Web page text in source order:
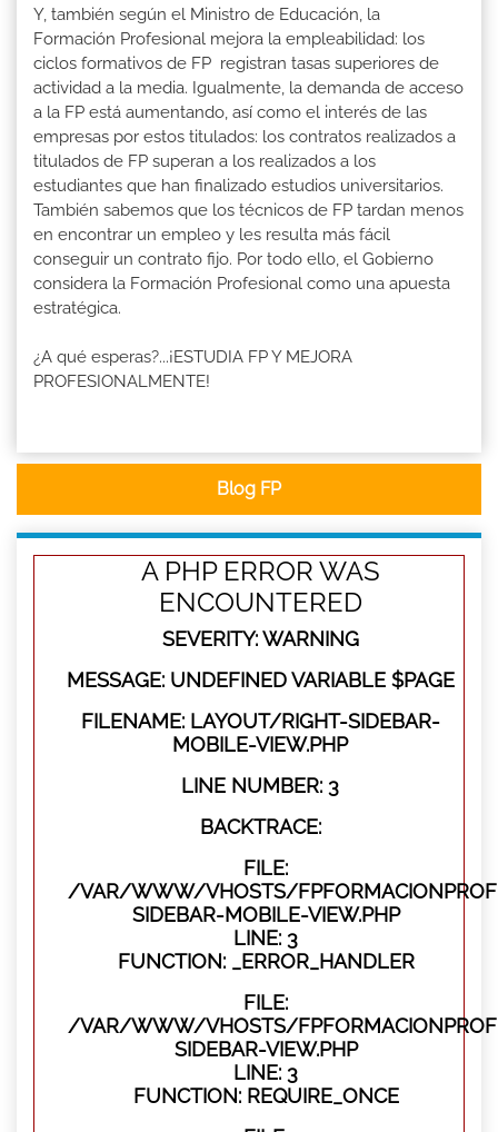
Y, también según el Ministro de Educación, la
Formación Profesional mejora la empleabilidad: los
ciclos formativos de FP registran tasas superiores de
actividad a la media. Igualmente, la demanda de acceso
a la FP está aumentando, así como el interés de las
empresas por estos titulados: los contratos realizados a
titulados de FP superan a los realizados a los
estudiantes que han finalizado estudios universitarios.
También sabemos que los técnicos de FP tardan menos
en encontrar un empleo y les resulta más fácil
conseguir un contrato fijo. Por todo ello, el Gobierno
considera la Formación Profesional como una apuesta
estratégica.
¿A qué esperas?...¡ESTUDIA FP Y MEJORA
PROFESIONALMENTE!
Blog FP
A PHP ERROR WAS
ENCOUNTERED
SEVERITY: WARNING
MESSAGE: UNDEFINED VARIABLE $PAGE
FILENAME: LAYOUT/RIGHT-SIDEBAR-
MOBILE-VIEW.PHP
LINE NUMBER: 3
BACKTRACE:
FILE:
/VAR/WWW/VHOSTS/
SIDEBAR-MOBILE-VIEW.PHP
LINE: 3
FUNCTION: _ERROR_HANDLER
FILE:
/VAR/WWW/VHOSTS/
SIDEBAR-VIEW.PHP
LINE: 3
FUNCTION: REQUIRE_ONCE